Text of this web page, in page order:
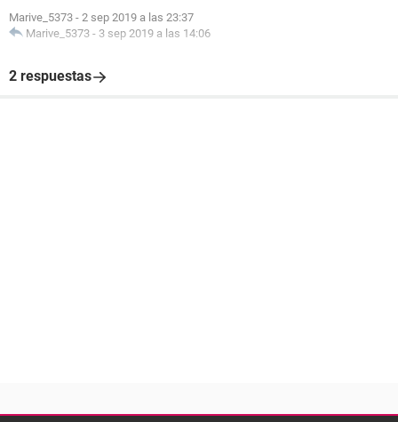
Marive_5373 - 2 sep 2019 a las 23:37
Marive_5373 - 3 sep 2019 a las 14:06
2 respuestas